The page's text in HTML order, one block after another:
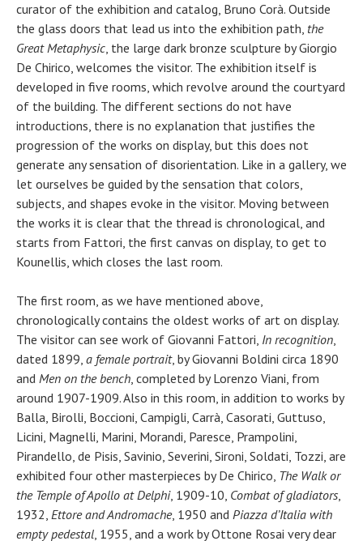
curator of the exhibition and catalog, Bruno Corà. Outside
the glass doors that lead us into the exhibition path, the
Great Metaphysic, the large dark bronze sculpture by Giorgio
De Chirico, welcomes the visitor. The exhibition itself is
developed in five rooms, which revolve around the courtyard
of the building. The different sections do not have
introductions, there is no explanation that justifies the
progression of the works on display, but this does not
generate any sensation of disorientation. Like in a gallery, we
let ourselves be guided by the sensation that colors,
subjects, and shapes evoke in the visitor. Moving between
the works it is clear that the thread is chronological, and
starts from Fattori, the first canvas on display, to get to
Kounellis, which closes the last room.
The first room, as we have mentioned above,
chronologically contains the oldest works of art on display.
The visitor can see work of Giovanni Fattori, In recognition,
dated 1899, a female portrait, by Giovanni Boldini circa 1890
and Men on the bench, completed by Lorenzo Viani, from
around 1907-1909. Also in this room, in addition to works by
Balla, Birolli, Boccioni, Campigli, Carrà, Casorati, Guttuso,
Licini, Magnelli, Marini, Morandi, Paresce, Prampolini,
Pirandello, de Pisis, Savinio, Severini, Sironi, Soldati, Tozzi, are
exhibited four other masterpieces by De Chirico, The Walk or
the Temple of Apollo at Delphi, 1909-10, Combat of gladiators,
1932, Ettore and Andromache, 1950 and Piazza d’Italia with
empty pedestal, 1955, and a work by Ottone Rosai very dear